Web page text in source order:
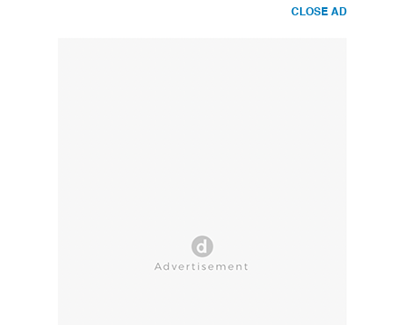
CLOSE AD